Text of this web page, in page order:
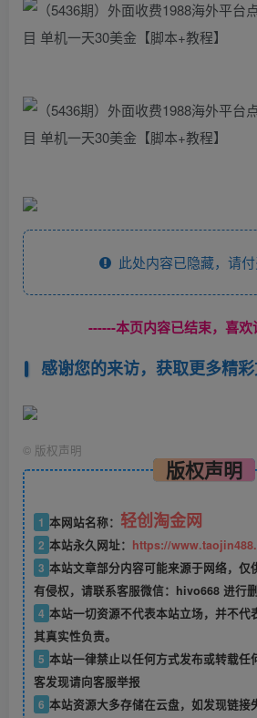
此处内容已隐藏，请付
------本页内容已结束，喜欢
感谢您的来访，获取更多精彩
© 版权声明
版权声明
1 本网站名称： 轻创淘金网
2 本站永久网址： https://
3 本站文章部分内容可能来源于网络，仅
有侵权，请联系客服微信：hivo668 进行删
4 本站一切资源不代表本站立场，并不代
其真实性负责。
5 本站一律禁止以任何方式发布或转载任
客发现请向客服举报
6 本站资源大多存储在云盘，如发现链接